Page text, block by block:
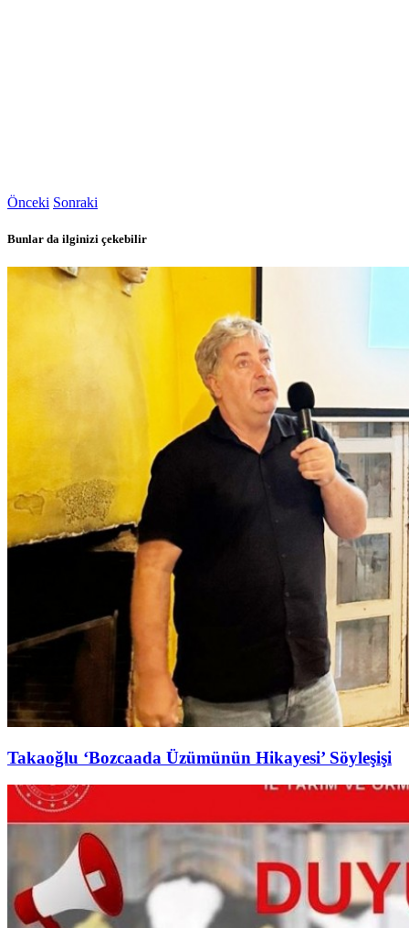
Önceki Sonraki
Bunlar da ilginizi çekebilir
Takaoğlu ‘Bozcaada Üzümünün Hikayesi’ Söyleşişi